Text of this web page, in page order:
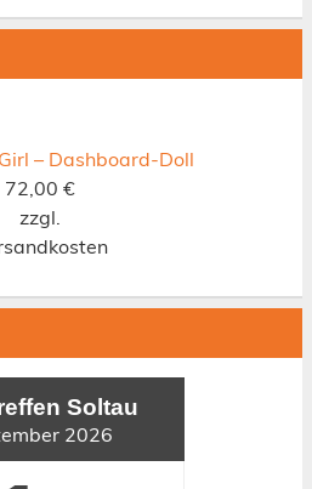
– Dashboard-Doll
72,00 €
zzgl.
Soltau
2026